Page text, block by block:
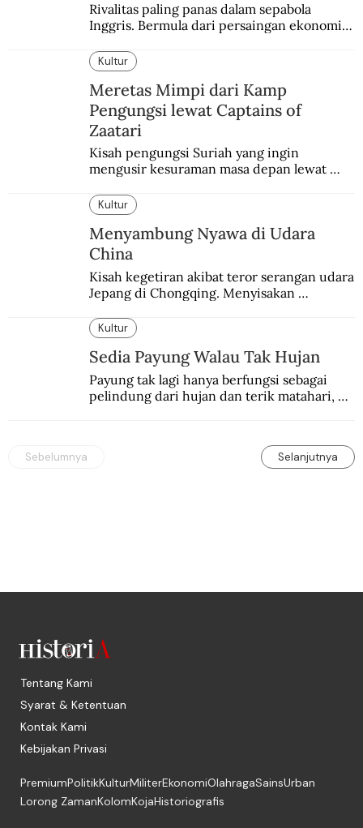
Rivalitas paling panas dalam sepabola
Inggris. Bermula dari persaingan ekonomi
Kultur
Meretas Mimpi dari Kamp
Pengungsi lewat Captains of
Zaatari
Kisah pengungsi Suriah yang ingin
mengusir kesuraman masa depan lewat
humanis.
Kultur
Menyambung Nyawa di Udara
China
Kisah kegetiran akibat teror serangan udara
Jepang di Chongqing. Menyisakan
Kultur
Sedia Payung Walau Tak Hujan
Payung tak lagi hanya berfungsi sebagai
pelindung dari hujan dan terik matahari,
Sebelumnya Selanjutnya
Tentang Kami
Syarat & Ketentuan
Kontak Kami
Kebijakan Privasi
PremiumPolitikKulturMiliterEkonomiOlahragaSainsUrban
Lorong ZamanKolomKojaHistoriografis